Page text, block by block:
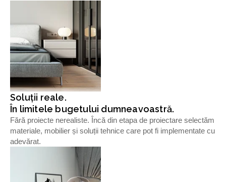
Soluții reale.
În limitele bugetului dumneavoastră.
Fără proiecte nerealiste. Încă din etapa de proiectare selectăm
materiale, mobilier și soluții tehnice care pot fi implementate cu
adevărat.